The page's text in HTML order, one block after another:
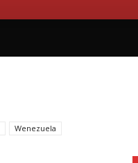
Wenezuela